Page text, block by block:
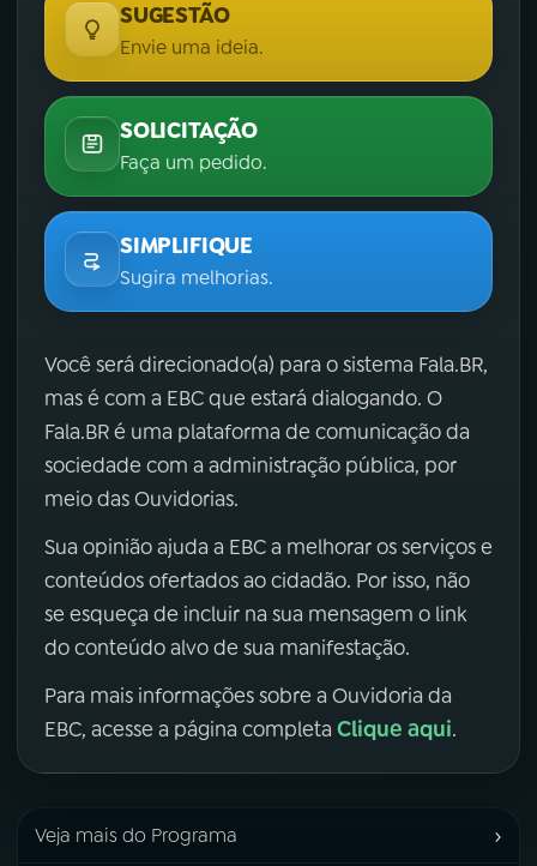
SUGESTÃO
Envie uma ideia.
SOLICITAÇÃO
Faça um pedido.
SIMPLIFIQUE
Sugira melhorias.
Você será direcionado(a) para o sistema Fala.BR,
mas é com a EBC que estará dialogando. O
Fala.BR é uma plataforma de comunicação da
sociedade com a administração pública, por
meio das Ouvidorias.
Sua opinião ajuda a EBC a melhorar os serviços e
conteúdos ofertados ao cidadão. Por isso, não
se esqueça de incluir na sua mensagem o link
do conteúdo alvo de sua manifestação.
Para mais informações sobre a Ouvidoria da
EBC, acesse a página completa Clique aqui.
Veja mais do Programa ›